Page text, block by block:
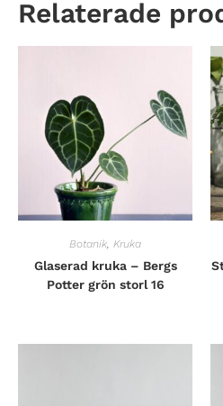
Relaterade
Botanik, Kruka
Glaserad kruka – Bergs
Potter grön storl 16